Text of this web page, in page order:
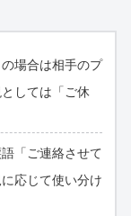
場合は相手のプ
しては「ご休
「ご連絡させて
応じて使い分け